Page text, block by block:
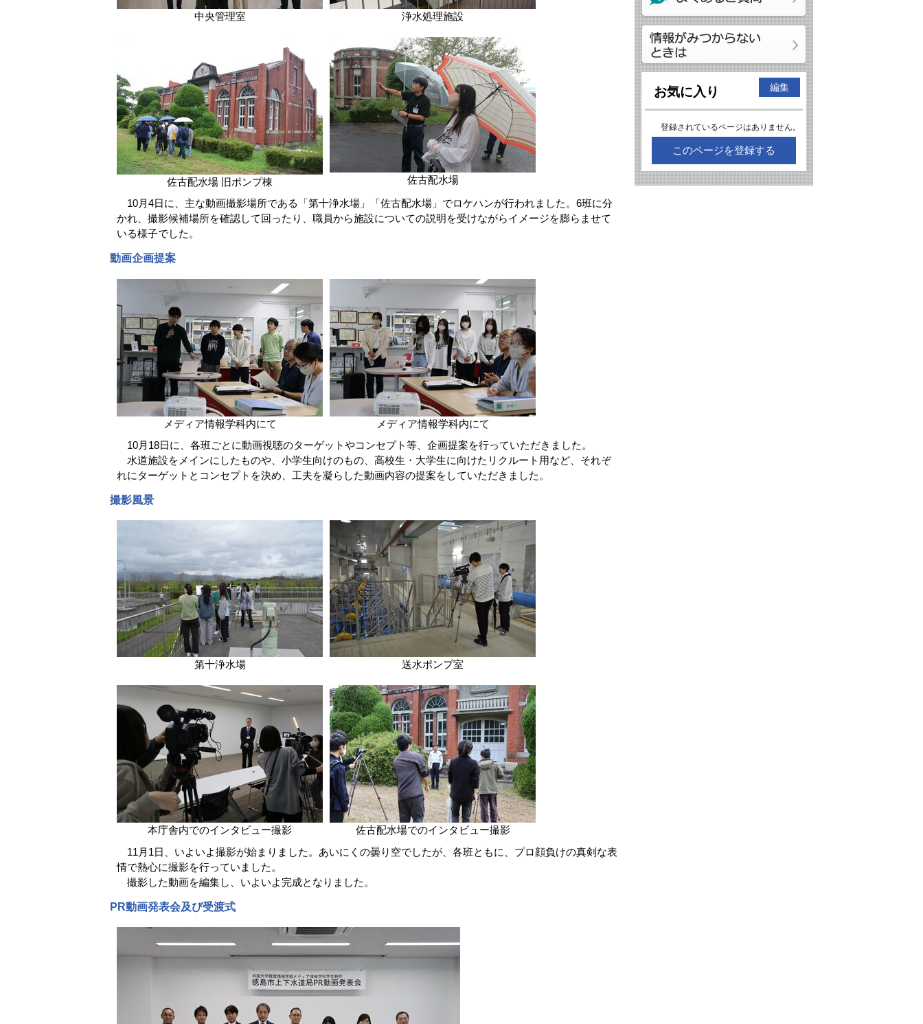
中央管理室 浄水処理施設
佐古配水場 旧ポンプ棟 佐古配水場
10月4日に、主な動画撮影場所である「第十浄水場」「佐古配水場」でロケハンが行われました。6班に分
かれ、撮影候補場所を確認して回ったり、職員から施設についての説明を受けながらイメージを膨らませて
いる様子でした。
動画企画提案
メディア情報学科内にて
メディア情報学科内にて
10月18日に、各班ごとに動画視聴のターゲットやコンセプト等、企画提案を行っていただきました。
水道施設をメインにしたものや、小学生向けのもの、高校生・大学生に向けたリクルート用など、それぞ
れにターゲットとコンセプトを決め、工夫を凝らした動画内容の提案をしていただきました。
撮影風景
第十浄水場 送水ポンプ室
本庁舎内でのインタビュー撮影
佐古配水場でのインタビュー撮影
11月1日、いよいよ撮影が始まりました。あいにくの曇り空でしたが、各班ともに、プロ顔負けの真剣な表
情で熱心に撮影を行っていました。
撮影した動画を編集し、いよいよ完成となりました。
PR動画発表会及び受渡式
お気に入り 編集
登録されているページはありません。
このページを登録する